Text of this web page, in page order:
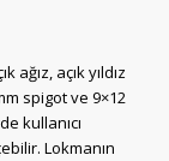
açık yıldız
spigot ve 9×12
kullanıcı
Lokmanın